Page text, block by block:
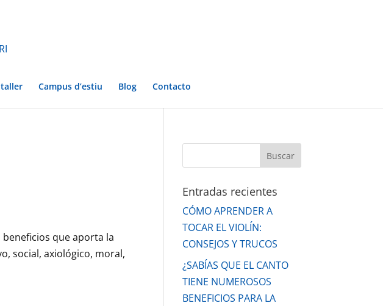
taller Campus d’estiu Blog Contacto
beneficios que aporta la
social, axiológico, moral,
Entradas recientes
CÓMO APRENDER A
TOCAR EL VIOLÍN:
CONSEJOS Y TRUCOS
¿SABÍAS QUE EL CANTO
TIENE NUMEROSOS
BENEFICIOS PARA LA